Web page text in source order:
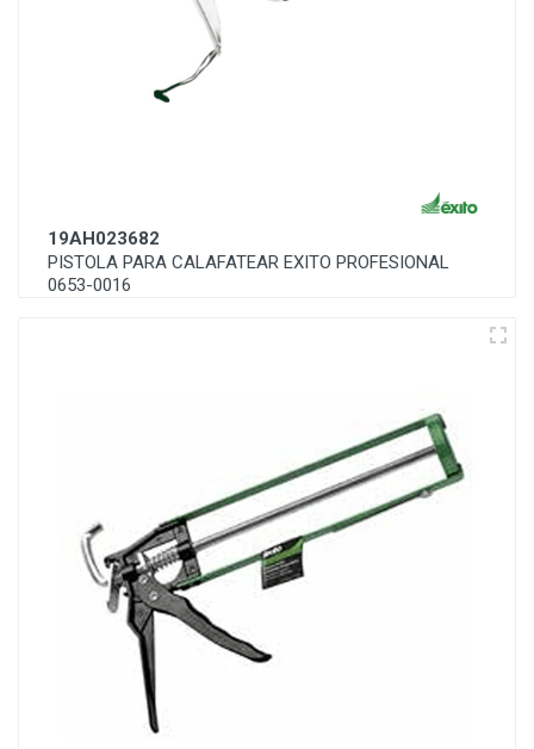
19AH023682
PISTOLA PARA CALAFATEAR EXITO PROFESIONAL
0653-0016